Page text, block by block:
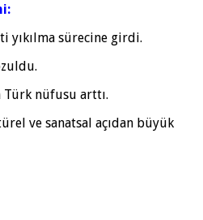
yıkılma sürecine girdi.
Türk nüfusu arttı.
ve sanatsal açıdan büyük